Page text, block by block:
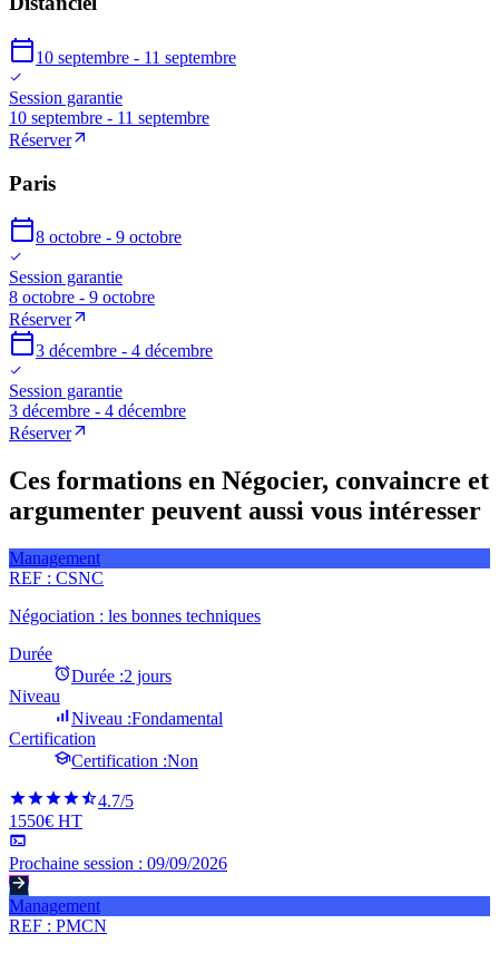
10 septembre - 11 septembre
Session garantie
10 septembre - 11 septembre
Réserver
Paris
8 octobre - 9 octobre
Session garantie
8 octobre - 9 octobre
Réserver
3 décembre - 4 décembre
Session garantie
3 décembre - 4 décembre
Réserver
Ces formations en Négocier, convaincre et
argumenter peuvent aussi vous intéresser
Management
REF : CSNC
Négociation : les bonnes techniques
Durée
Durée :2 jours
Niveau
Niveau :Fondamental
Certification
Certification :Non
4.7/5
1550€ HT
Prochaine session : 09/09/2026
Management
REF : PMCN